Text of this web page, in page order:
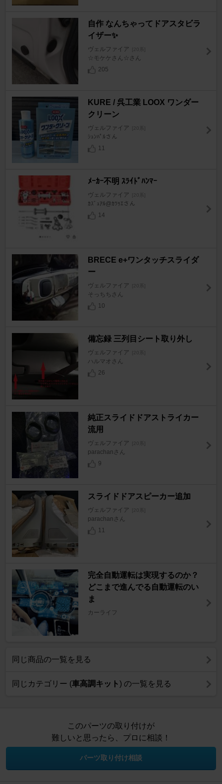
自作 なんちゃってドアスタビラ
イザー✨
ヴェルファイア [20系]
☆モケケさん☆さん
205
KURE / 呉工業 LOOX ワンダー
クリーン
ヴェルファイア [20系]
ｼｭﾝﾊﾟﾙさん
11
ﾒｰｶｰ不明 ｽﾗｲﾄﾞﾊﾝﾏｰ
ヴェルファイア [20系]
ｶｽﾞｭｱﾙ@ｶﾂｩｴさん
14
BRECE e+ワンタッチスライダ
ー
ヴェルファイア [20系]
そっちちさん
10
備忘録 三列目シート取り外し
ヴェルファイア [20系]
ハルマオさん
26
純正スライドドアストライカー
流用
ヴェルファイア [20系]
parachanさん
9
スライドドアスピーカー追加
ヴェルファイア [20系]
parachanさん
11
完全自動運転は実現するのか？
どこまで進んでる自動運転のい
ま
カーライフ
同じ商品の一覧を見る
同じカテゴリー (車高調キット) の一覧を見る
このパーツの取り付けが
難しいと思ったら、プロに相談！
パーツ取り付け相談